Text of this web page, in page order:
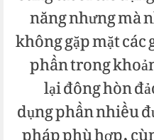
năng nhưng mà
không gặp mặt
phần trong
lại đông hòn
dụng phần nhiều